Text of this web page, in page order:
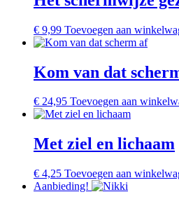
€ 9,99 Toevoegen aan
Kom van dat
€ 24,95 Toevoegen aan
Met ziel en lichaam
€ 4,25 Toevoegen aan
Aanbieding!